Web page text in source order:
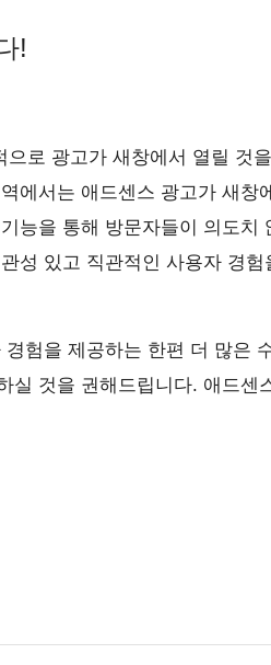
!
로 광고가 새창에서 열릴 것
에서는 애드센스 광고가 새창
능을 통해 방문자들이 의도치
성 있고 직관적인 사용자 경험
험을 제공하는 한편 더 많은
실 것을 권해드립니다. 애드센